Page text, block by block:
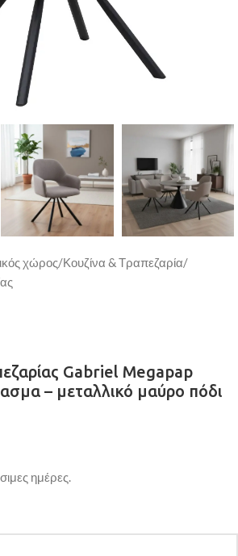
μεγέθυνση
χώρος/Κουζίνα & Τραπεζαρία/
Gabriel Megapap
– μεταλλικό μαύρο πόδι
ημέρες.